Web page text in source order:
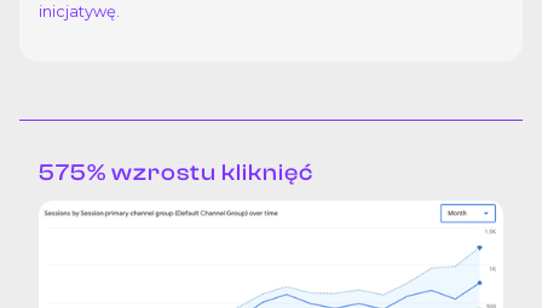
inicjatywę.
575% wzrostu kliknięć